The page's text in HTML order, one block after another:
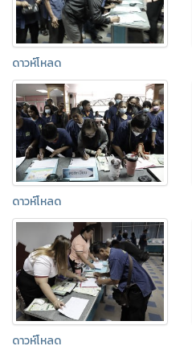
ดาวห์โหลด
ดาวห์โหลด
ดาวห์โหลด